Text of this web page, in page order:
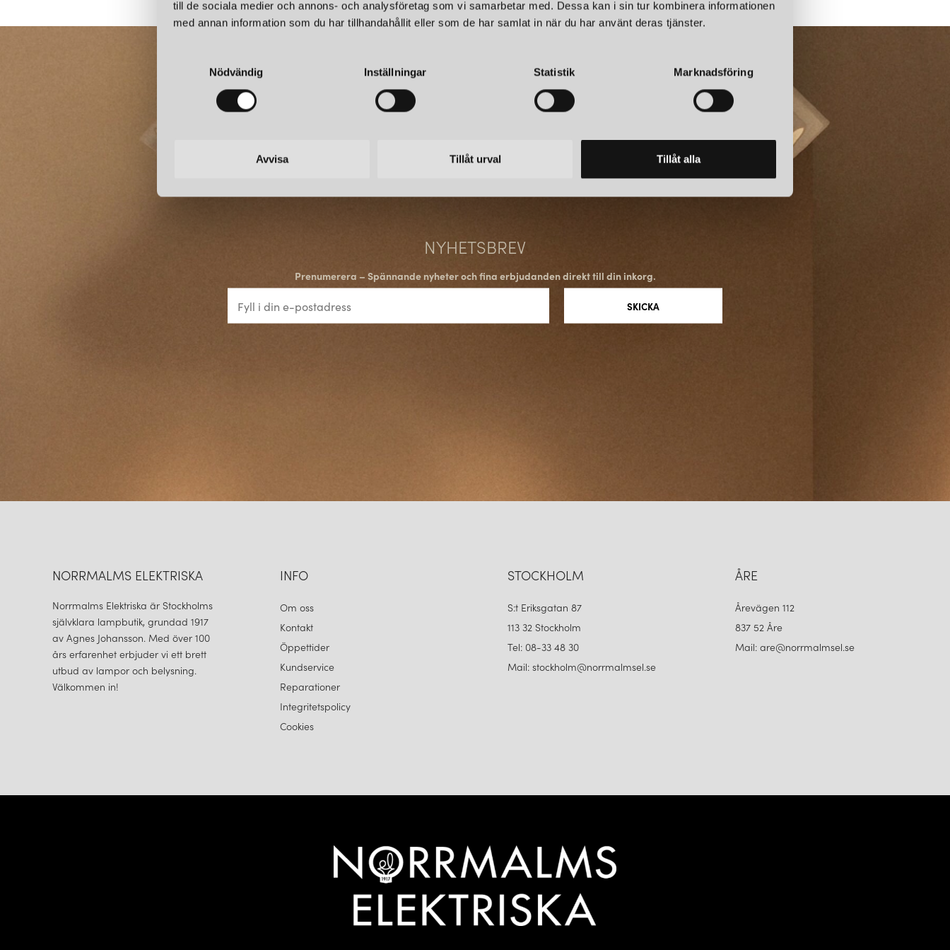
till de sociala medier och annons- och analysföretag som vi samarbetar med. Dessa kan i sin tur kombinera informationen
med annan information som du har tillhandahållit eller som de har samlat in när du har använt deras tjänster.
s
Nödvändig Inställningar Statistik Marknadsföring
Avvisa Tillåt urval Tillåt alla
NYHETSBREV
Prenumerera – Spännande nyheter och fina erbjudanden direkt till din inkorg.
NORRMALMS ELEKTRISKA
Norrmalms Elektriska är Stockholms
självklara lampbutik, grundad 1917
av Agnes Johansson. Med över 100
års erfarenhet erbjuder vi ett brett
utbud av lampor och belysning.
Välkommen in!
INFO
Om oss
Kontakt
Öppettider
Kundservice
Reparationer
Integritetspolicy
Cookies
STOCKHOLM
S:t Eriksgatan 87
113 32 Stockholm
Tel: 08-33 48 30
Mail: stockholm@norrmalmsel.se
ÅRE
Årevägen 112
837 52 Åre
Mail: are@norrmalmsel.se